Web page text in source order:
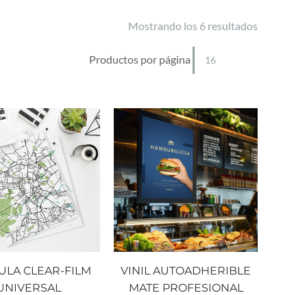
Mostrando los 6 resultados
Productos por página
CLEAR-FILM
VINIL AUTOADHERIBLE
MATE PROFESIONAL